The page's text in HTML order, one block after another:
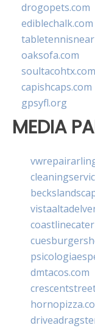
drogopets.com
ediblechalk.com
oaksofa.com
soultacohtx.com
capishcaps.com
gpsyfl.org
MEDIA
dmtacos.com